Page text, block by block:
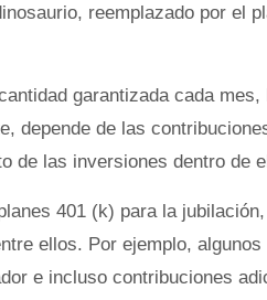
reemplazado por el
garantizada cada mes,
depende de las
de las inversiones dentro de
401 (k) para la
ellos. Por ejemplo, algunos
e incluso contribuciones